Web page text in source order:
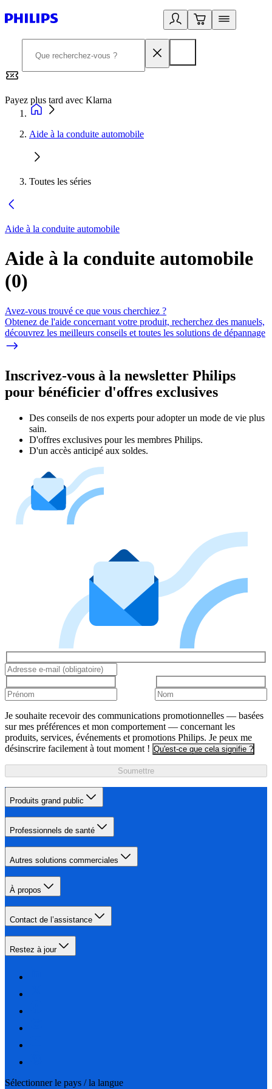
Payez plus tard avec Klarna
Aide à la conduite automobile
Toutes les séries
Aide à la conduite automobile
Aide à la conduite automobile
(0)
Avez-vous trouvé ce que vous cherchiez ?
Obtenez de l'aide concernant votre produit, recherchez des manuels,
découvrez les meilleurs conseils et toutes les solutions de dépannage
Inscrivez-vous à la newsletter Philips
pour bénéficier d'offres exclusives
Des conseils de nos experts pour adopter un mode de vie plus
sain.
D'offres exclusives pour les membres Philips.
D'un accès anticipé aux soldes.
Je souhaite recevoir des communications promotionnelles — basées
sur mes préférences et mon comportement — concernant les
produits, services, événements et promotions Philips. Je peux me
désinscrire facilement à tout moment ! Qu'est-ce que cela signifie ?
Soumettre
Produits grand public
Professionnels de santé
Autres solutions commerciales
À propos
Contact de l’assistance
Restez à jour
Sélectionner le pays / la langue